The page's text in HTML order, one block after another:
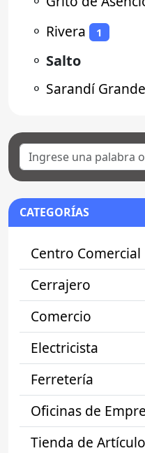
⚬ Rivera 1
⚬ Salto
⚬ Sarandí Grande
CATEGORÍAS
Centro Comercial
Cerrajero
Comercio
Electricista
Ferretería
Oficinas de
Tienda de